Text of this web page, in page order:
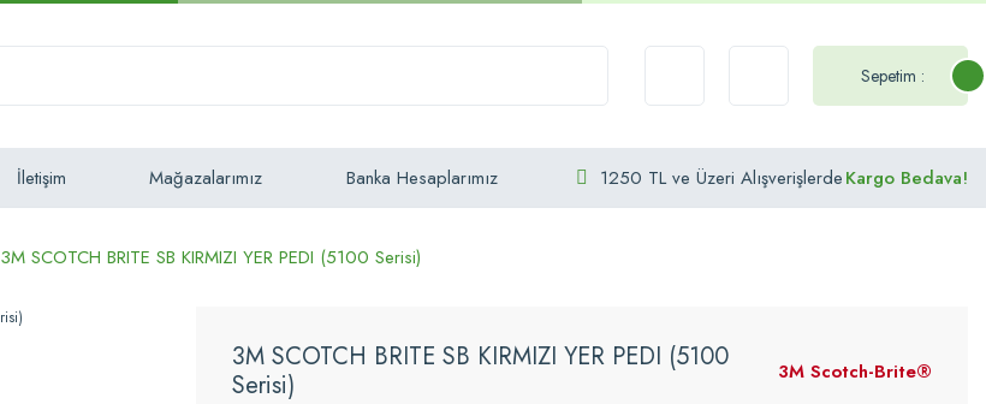
Sepetim :
İletişim Mağazalarımız Banka Hesaplarımız 1250 TL ve Üzeri AlışverişlerdeKargo Bedava!
3M SCOTCH BRITE SB KIRMIZI YER PEDI (5100 Serisi)
3M SCOTCH BRITE SB KIRMIZI YER PEDI (5100
Serisi)
3M Scotch-Brite®